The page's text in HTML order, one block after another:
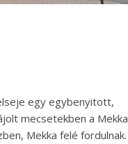
egy egybenyitott,
mecsetekben a Mekka
Mekka felé fordulnak.